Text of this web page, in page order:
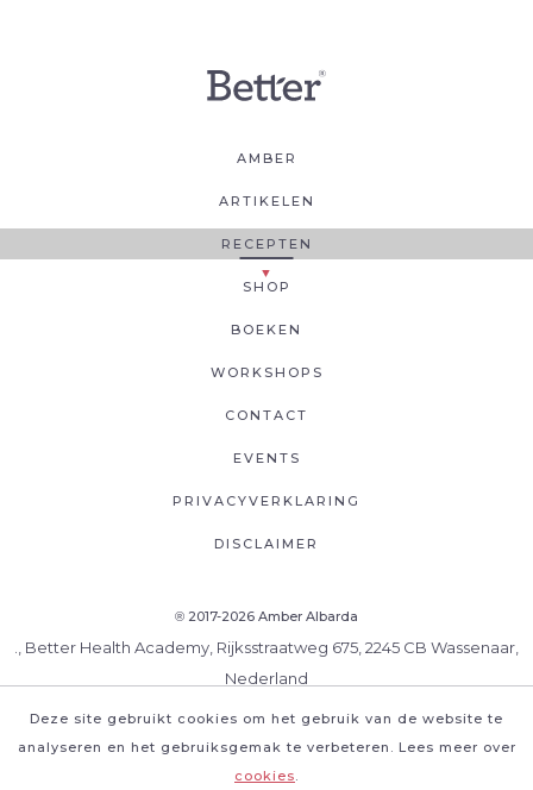
Deze site gebruikt cookies om het gebruik van de website te
analyseren en het gebruiksgemak te verbeteren. Lees meer over
cookies.
AMBER
ARTIKELEN
RECEPTEN
SHOP
BOEKEN
WORKSHOPS
CONTACT
EVENTS
PRIVACYVERKLARING
DISCLAIMER
® 2017-2026 Amber Albarda
., Better Health Academy, Rijksstraatweg 675, 2245 CB Wassenaar,
Nederland